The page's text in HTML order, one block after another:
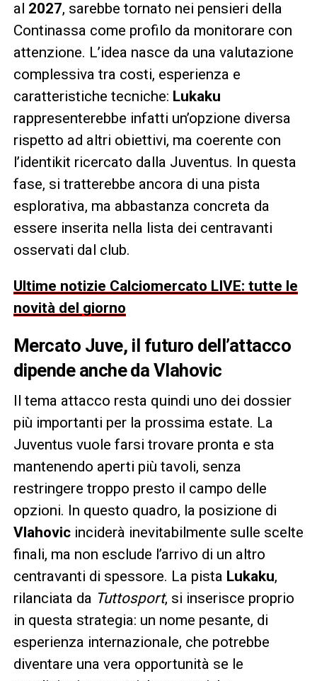
al 2027, sarebbe tornato nei pensieri della
Continassa come profilo da monitorare con
attenzione. L’idea nasce da una valutazione
complessiva tra costi, esperienza e
caratteristiche tecniche: Lukaku
rappresenterebbe infatti un’opzione diversa
rispetto ad altri obiettivi, ma coerente con
l’identikit ricercato dalla Juventus. In questa
fase, si tratterebbe ancora di una pista
esplorativa, ma abbastanza concreta da
essere inserita nella lista dei centravanti
osservati dal club.
Ultime notizie Calciomercato LIVE: tutte le
novità del giorno
Mercato Juve, il futuro dell’attacco
dipende anche da Vlahovic
Il tema attacco resta quindi uno dei dossier
più importanti per la prossima estate. La
Juventus vuole farsi trovare pronta e sta
mantenendo aperti più tavoli, senza
restringere troppo presto il campo delle
opzioni. In questo quadro, la posizione di
Vlahovicinciderà inevitabilmente sulle scelte
finali, ma non esclude l’arrivo di un altro
centravanti di spessore. La pista Lukaku,
rilanciata da Tuttosport, si inserisce proprio
in questa strategia: un nome pesante, di
esperienza internazionale, che potrebbe
diventare una vera opportunità se le